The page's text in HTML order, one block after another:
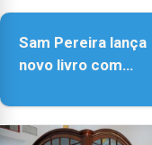
Sam Pereira lança
novo livro com
décadas de poesia